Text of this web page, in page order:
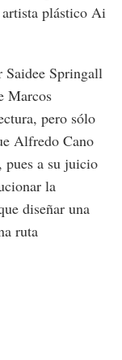
plástico Ai
Saidee Springall
Marcos
pero sólo
Alfredo Cano
a su juicio
la
diseñar una
ruta